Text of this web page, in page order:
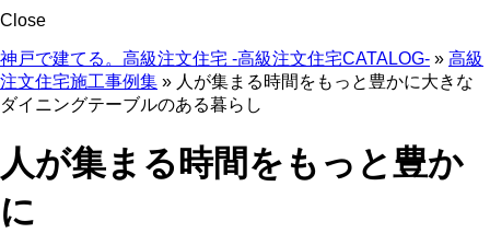
Close
神戸で建てる。高級注文住宅 -高級注文住宅CATALOG- » 高級
注文住宅施工事例集 » 人が集まる時間をもっと豊かに大きな
ダイニングテーブルのある暮らし
人が集まる時間をもっと豊か
に